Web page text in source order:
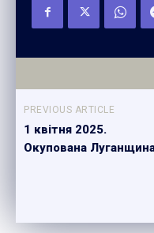
PREVIOUS ARTICLE
1 квітня 2025.
Окупована